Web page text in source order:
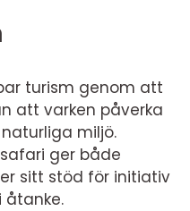
turism genom att
att varken påverka
miljö.
ger både
sitt stöd för initiativ
åtanke.